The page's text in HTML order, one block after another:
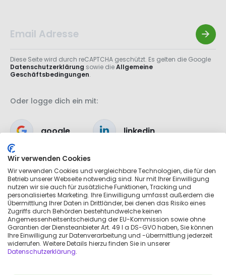
Diese Seite wird durch reCAPTCHA geschützt. Es gelten die Google
Datenschutzerklärung sowie dieAllgemeine
Geschäftsbedingungen.
Oder logge dich ein mit:
google linkedin
apple
Wir verwenden Cookies
Wir verwenden Cookies und vergleichbare Technologien, die für den
Betrieb unserer Webseite notwendig sind. Nur mit Ihrer Einwilligung
nutzen wir sie auch für zusätzliche Funktionen, Tracking und
personalisiertes Marketing. Ihre Einwilligung umfasst außerdem die
Übermittlung Ihrer Daten in Drittländer, bei denen das Risiko eines
Zugriffs durch Behörden bestehtundwelche keinen
Angemessenheitsentscheidung der EU-Kommission sowie ohne
Garantien der Diensteanbieter Art. 49 I a DS-GVO haben, Sie können
Ihre Einwilligung zur Datenverarbeitung und -übermittlung jederzeit
widerrufen. Weitere Details hierzu finden Sie in unserer
Datenschutzerklärung.